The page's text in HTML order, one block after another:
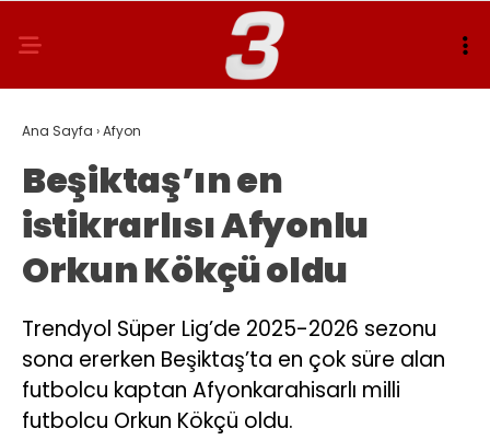
Ana Sayfa ›Afyon
Beşiktaş’ın en
istikrarlısı Afyonlu
Orkun Kökçü oldu
Trendyol Süper Lig’de 2025-2026 sezonu
sona ererken Beşiktaş’ta en çok süre alan
futbolcu kaptan Afyonkarahisarlı milli
futbolcu Orkun Kökçü oldu.